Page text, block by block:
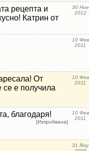
рецепта и
Катрин от
30 Ное
2012
10 Фев
2011
От
е получила
10 Фев
2011
благодаря!
[Изпробвана]
10 Фев
2011
31 Яну